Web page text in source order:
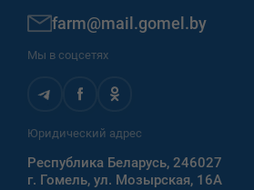
farm@mail.gomel.by
Мы в соцсетях
Юридический адрес
Республика Беларусь, 246027
г. Гомель, ул. Мозырская, 16А